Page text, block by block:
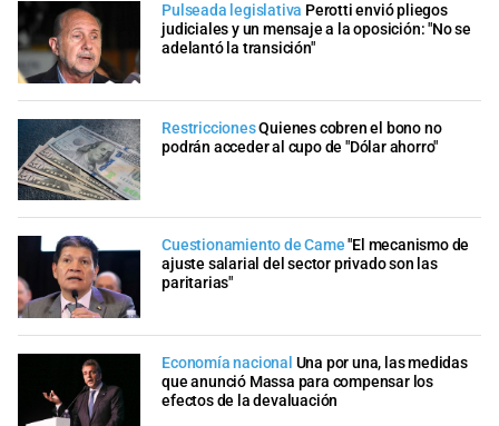
Pulseada legislativa Perotti envió pliegos
judiciales y un mensaje a la oposición: "No se
adelantó la transición"
RestriccionesQuienes cobren el bono no
podrán acceder al cupo de "Dólar ahorro"
Cuestionamiento de Came "El mecanismo de
ajuste salarial del sector privado son las
paritarias"
Economía nacional Una por una, las medidas
que anunció Massa para compensar los
efectos de la devaluación